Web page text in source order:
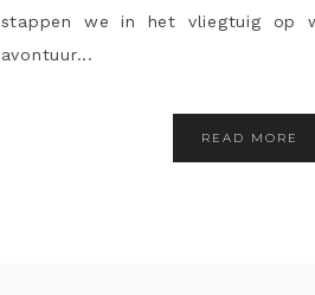
stappen we in het vliegtuig op
avontuur...
READ MORE